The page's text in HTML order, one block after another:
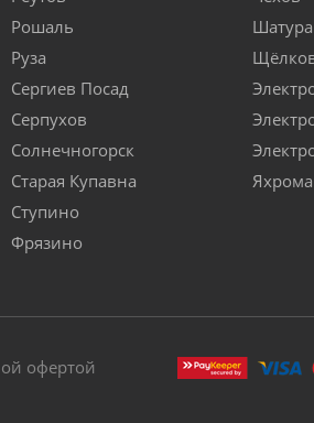
Рошаль
Руза
Сергиев Посад
Серпухов
Солнечногорск
Старая Купавна
Ступино
Фрязино
Шатура
Яхрома
офертой